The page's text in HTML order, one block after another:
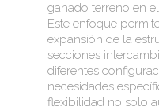
ganado terreno en
Este enfoque
expansión de la
secciones
diferentes
necesidades
flexibilidad no solo